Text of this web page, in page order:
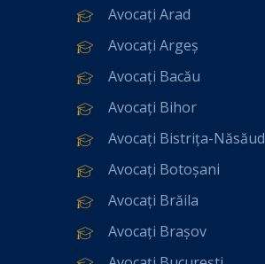
Avocați Arad
Avocați Argeș
Avocați Bacău
Avocați Bihor
Avocați Bistrița-Năsăud
Avocați Botoșani
Avocați Brăila
Avocați Brașov